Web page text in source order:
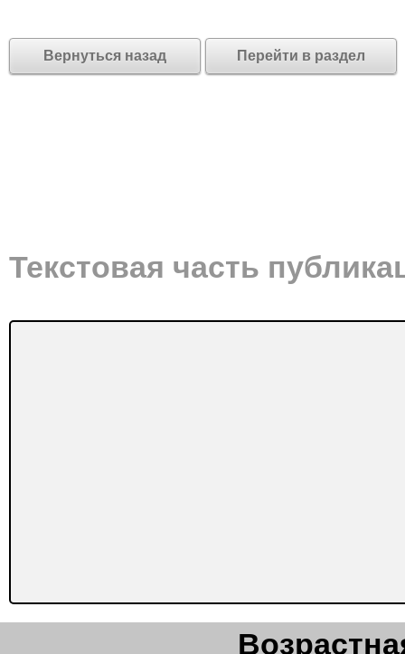
Вернуться назад Перейти в раздел
Текстовая часть